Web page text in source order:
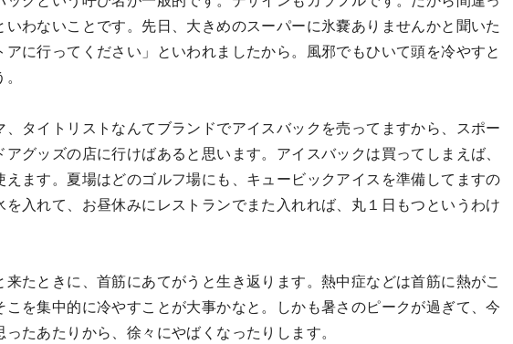
いわないことです。先日、大きめのスーパーに氷嚢ありませんかと聞いた
アに行ってください」といわれましたから。風邪でもひいて頭を冷やすと
、タイトリストなんてブランドでアイスバックを売ってますから、スポー
グッズの店に行けばあると思います。アイスバックは買ってしまえば、
えます。夏場はどのゴルフ場にも、キュービックアイスを準備してますの
を入れて、お昼休みにレストランでまた入れれば、丸１日もつというわけ
来たときに、首筋にあてがうと生き返ります。熱中症などは首筋に熱がこ
こを集中的に冷やすことが大事かなと。しかも暑さのピークが過ぎて、今
たあたりから、徐々にやばくなったりします。